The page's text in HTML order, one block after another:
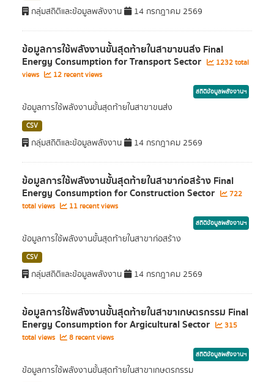
กลุ่มสถิติและข้อมูลพลังงาน 14 กรกฎาคม 2569
ข้อมูลการใช้พลังงานขั้นสุดท้ายในสาขาขนส่ง Final
Energy Consumption for Transport Sector
1232 total
views
12 recent views
สถิติข้อมูลพลังงานฯ
ข้อมูลการใช้พลังงานขั้นสุดท้ายในสาขาขนส่ง
CSV
กลุ่มสถิติและข้อมูลพลังงาน 14 กรกฎาคม 2569
ข้อมูลการใช้พลังงานขั้นสุดท้ายในสาขาก่อสร้าง Final
Energy Consumption for Construction Sector
722
total views
11 recent views
สถิติข้อมูลพลังงานฯ
ข้อมูลการใช้พลังงานขั้นสุดท้ายในสาขาก่อสร้าง
CSV
กลุ่มสถิติและข้อมูลพลังงาน 14 กรกฎาคม 2569
ข้อมูลการใช้พลังงานขั้นสุดท้ายในสาขาเกษตรกรรม Final
Energy Consumption for Argicultural Sector
315
total views
8 recent views
สถิติข้อมูลพลังงานฯ
ข้อมูลการใช้พลังงานขั้นสุดท้ายในสาขาเกษตรกรรม